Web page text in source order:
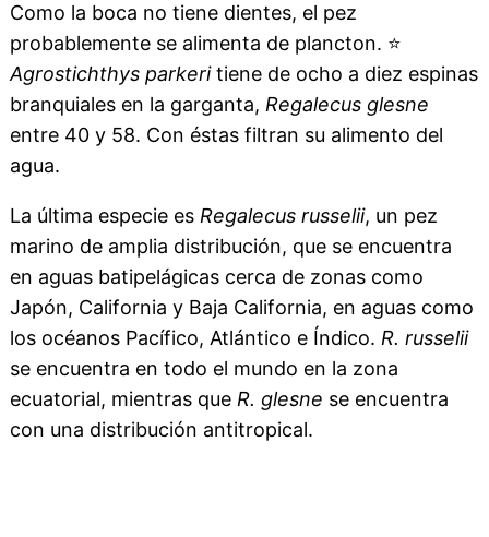
Como la boca no tiene dientes, el pez
probablemente se alimenta de plancton. ⭐
Agrostichthys parkeritiene de ocho a diez espinas
branquiales en la garganta, Regalecus glesne
entre 40 y 58. Con éstas filtran su alimento del
agua.
La última especie es Regalecus russelii, un pez
marino de amplia distribución, que se encuentra
en aguas batipelágicas cerca de zonas como
Japón, California y Baja California, en aguas como
los océanos Pacífico, Atlántico e Índico. R. russelii
se encuentra en todo el mundo en la zona
ecuatorial, mientras que R. glesne se encuentra
con una distribución antitropical.